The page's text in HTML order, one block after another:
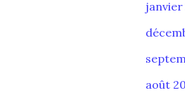
janvier
août